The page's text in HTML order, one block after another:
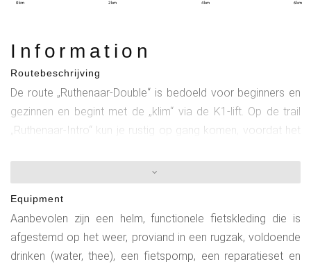
0 km 2 km 4 km 6 km
Information
Routebeschrijving
De route „Ruthenaar-Double“ is bedoeld voor beginners en
gezinnen en begint met de „klim“ via de K1-lift. Op de trail
„Ruthenaar-Intro“ kun je rustig op gang komen, voordat het
bosweg ben je weer terug bij het startpunt – en klaar voor
de volgende ronde.
Equipment
Aanbevolen zijn een helm, functionele fietskleding die is
afgestemd op het weer, proviand in een rugzak, voldoende
drinken (water, thee), een fietspomp, een reparatieset en